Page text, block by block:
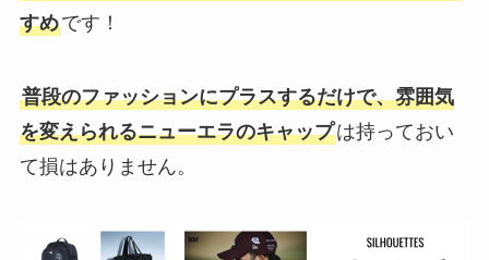
すめです！
普段のファッションにプラスするだけで、雰囲気
を変えられるニューエラのキャップは持っておい
て損はありません。